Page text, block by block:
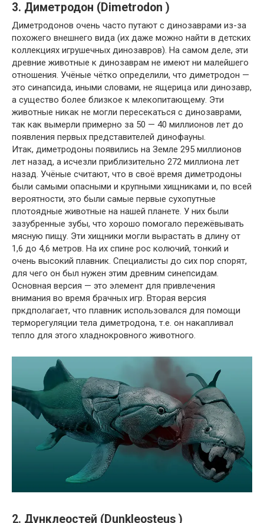
3. Диметродон (Dimetrodon )
Диметродонов очень часто путают с динозаврами из-за
похожего внешнего вида (их даже можно найти в детских
коллекциях игрушечных динозавров). На самом деле, эти
древние животные к динозаврам не имеют ни малейшего
отношения. Учёные чётко определили, что диметродон —
это синапсида, иными словами, не ящерица или динозавр,
а существо более близкое к млекопитающему. Эти
животные никак не могли пересекаться с динозаврами,
так как вымерли примерно за 50 — 40 миллионов лет до
появления первых представителей динофауны.
Итак, диметродоны появились на Земле 295 миллионов
лет назад, а исчезли приблизительно 272 миллиона лет
назад. Учёные считают, что в своё время диметродоны
были самыми опасными и крупными хищниками и, по всей
вероятности, это были самые первые сухопутные
плотоядные животные на нашей планете. У них были
зазубренные зубы, что хорошо помогало пережёвывать
мясную пищу. Эти хищники могли вырастать в длину от
1,6 до 4,6 метров. На их спине рос колючий, тонкий и
очень высокий плавник. Специалисты до сих пор спорят,
для чего он был нужен этим древним синепсидам.
Основная версия — это элемент для привлечения
внимания во время брачных игр. Вторая версия
пркдполагает, что плавник использовался для помощи
терморегуляции тела диметродона, т.е. он накапливал
тепло для этого хладнокровного животного.
2. Дунклеостей (Dunkleosteus )